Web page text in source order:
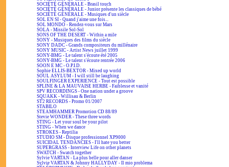
SOCIÉTÉ GÉNÉRALE - Brasil touch
SOCIÉTÉ GÉNÉRALE - Junior présente les classiques de bébé
SOCIÉTÉ GÉNÉRALE - Musiques d'un siècle
SOL EN SI - Quand j'aime une fois...
SOL MONDO - Rendez-vous sur Mars
SOLA - Missile Sol-Sol
SONS OF THE DESERT - Within a mile
SONY - Musiques des films du siècle
SONY DADC - Grands compositeurs du millénaire
SONY MUSIC - Artist News juillet 1999
SONY-BMG - Le talent s'écoute été 2005
SONY-BMG - Le talent s'écoute rentrée 2006
SOON E MC - O.P.I.D.
Sophie ELLIS-BEXTOR - Mixed up world
SOUL ASYLUM - I will still be laughing
SOULFINGER EXPERIENCE - Tout est possible
SPLINE & LA MAUVAISE HERBE - Faiblesse et vanité
SPV RECORDINGS - One nation under a groove
SQUAKK - Willisau & Berlin
ST2 RECORDS - Promo 01/2007
STABILO
STEAMHAMMER Promotion CD 88/89
Stevie WONDER - These three words
STING - Let your soul be your pilot
STING - When we dance
STROKES - Reptilia
STUDIO SM - Disque professionnel XP9000
SUICIDAL TENDANCIES - I'll hate you better
SUPERGRASS - Interview Life on other planets
SWATCH - Swatch together
Sylvie VARTAN - La plus belle pour aller danser
Sylvie VARTAN & Johnny HALLYDAY - Il mio problema